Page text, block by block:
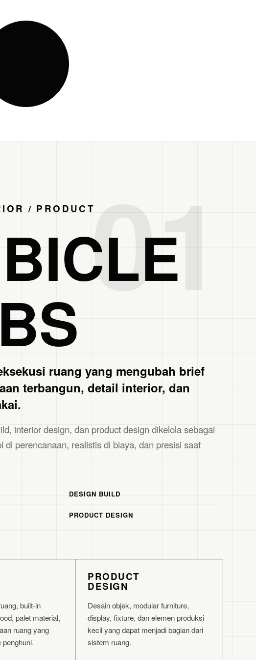
01
/ PRODUCT
ruang yang mengubah brief
terbangun, detail interior, dan
interior design, dan product design dikelola sebagai
di perencanaan, realistis di biaya, dan presisi saat
DESIGN BUILD
PRODUCT DESIGN
built-in
palet material,
ruang yang
PRODUCT
DESIGN
Desain objek, modular furniture,
display, fixture, dan elemen produksi
kecil yang dapat menjadi bagian dari
sistem ruang.